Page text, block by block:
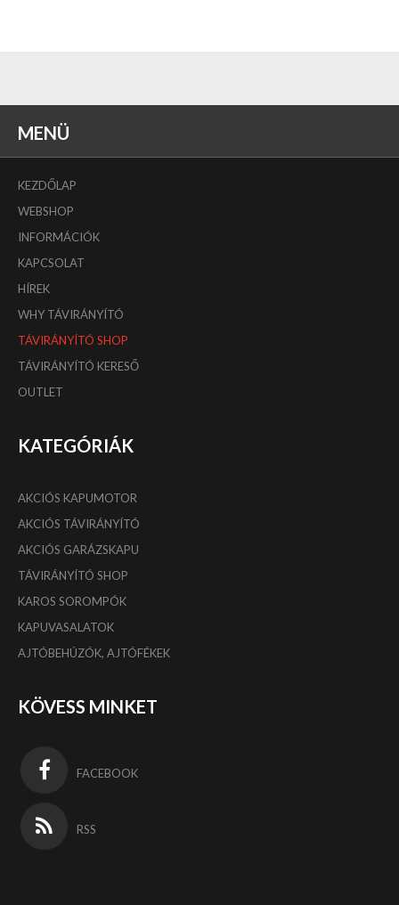
MENÜ
KEZDŐLAP
WEBSHOP
INFORMÁCIÓK
KAPCSOLAT
HÍREK
WHY TÁVIRÁNYÍTÓ
TÁVIRÁNYÍTÓ SHOP
TÁVIRÁNYÍTÓ KERESŐ
OUTLET
KATEGÓRIÁK
AKCIÓS KAPUMOTOR
AKCIÓS TÁVIRÁNYÍTÓ
AKCIÓS GARÁZSKAPU
TÁVIRÁNYÍTÓ SHOP
KAROS SOROMPÓK
KAPUVASALATOK
AJTÓBEHÚZÓK, AJTÓFÉKEK
KÖVESS MINKET
FACEBOOK
RSS